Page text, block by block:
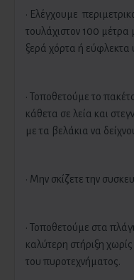
· Ελέγχουμε
τουλάχιστον 100 μέτρα
ξερά χόρτα ή εύφλεκτα
· Τοποθετούμε το
κάθετα σε λεία και
με τα βελάκια να
· Μην σκίζετε την
· Τοποθετούμε στα
καλύτερη στήριξη
του πυροτεχνήματος.